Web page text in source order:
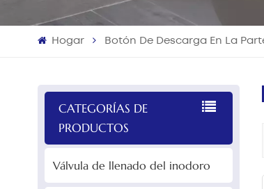
Hogar Botón De Descarga En La
CATEGORÍAS DE
PRODUCTOS
Válvula de llenado del inodoro